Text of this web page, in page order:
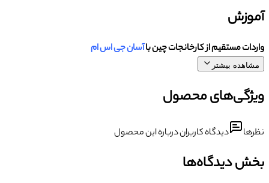
آموزش
واردات مستقیم از کارخانجات چین باآسان جی اس ام
مشاهده بیشتر
ویژگی‌های محصول
نظرها دیدگاه کاربران درباره این محصول
بخش دیدگاه‌ها